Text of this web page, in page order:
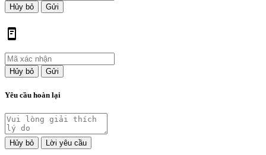
Hủy bỏ Gửi
Hủy bỏ Gửi
Yêu cầu hoàn lại
Hủy bỏ Lời yêu cầu